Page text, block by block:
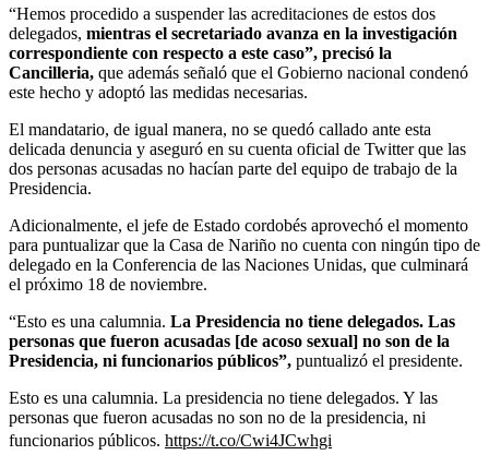
“Hemos procedido a suspender las acreditaciones de estos dos
delegados, mientras el secretariado avanza en la investigación
correspondiente con respecto a este caso”, precisó la
Cancilleria, que además señaló que el Gobierno nacional condenó
este hecho y adoptó las medidas necesarias.
El mandatario, de igual manera, no se quedó callado ante esta
delicada denuncia y aseguró en su cuenta oficial de Twitter que las
dos personas acusadas no hacían parte del equipo de trabajo de la
Presidencia.
Adicionalmente, el jefe de Estado cordobés aprovechó el momento
para puntualizar que la Casa de Nariño no cuenta con ningún tipo de
delegado en la Conferencia de las Naciones Unidas, que culminará
el próximo 18 de noviembre.
“Esto es una calumnia. La Presidencia no tiene delegados. Las
personas que fueron acusadas [de acoso sexual] no son de la
Presidencia, ni funcionarios públicos”, puntualizó el presidente.
Esto es una calumnia. La presidencia no tiene delegados. Y las
personas que fueron acusadas no son no de la presidencia, ni
funcionarios públicos. https://t.co/Cwi4JCwhgi